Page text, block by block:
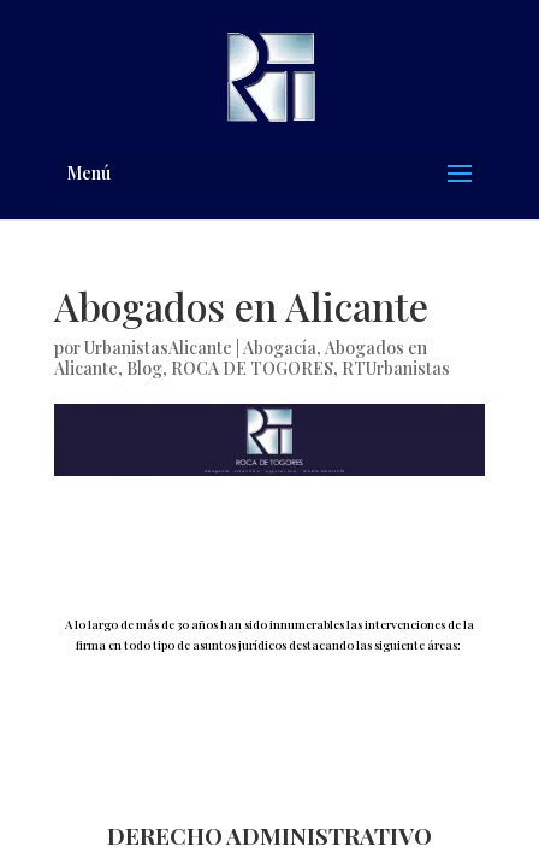
Menú
Abogados en Alicante
porUrbanistasAlicante Abogacía, Abogados en
Alicante, Blog, ROCA DE TOGORES, RTUrbanistas
A lo largo de más de 30 años han sido innumerables las intervenciones de la
firma en todo tipo de asuntos jurídicos destacando las siguiente áreas:
DERECHO ADMINISTRATIVO